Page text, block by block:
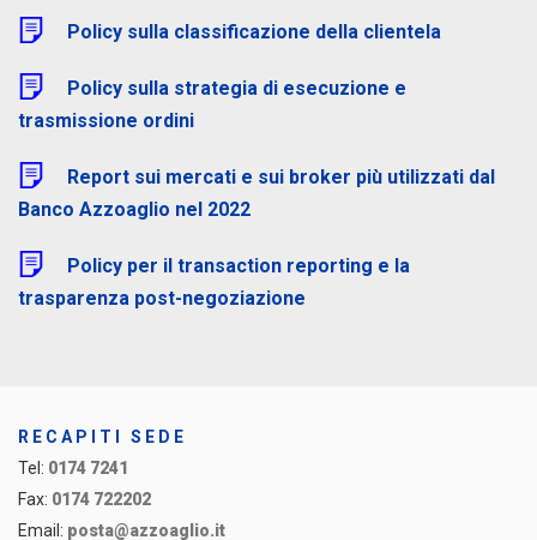
Policy sulla classificazione della clientela
Policy sulla strategia di esecuzione e
trasmissione ordini
Report sui mercati e sui broker più utilizzati dal
Banco Azzoaglio nel 2022
Policy per il transaction reporting e la
trasparenza post-negoziazione
RECAPITI SEDE
Tel: 0174 7241
Fax: 0174 722202
Email: posta@azzoaglio.it